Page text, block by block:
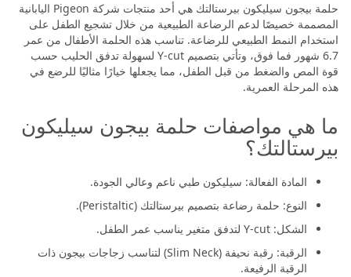
حلمة بيجون سيليكون بيرستالتك هي أحد منتجات شركة Pigeon اليابانية
المصممة خصيصًا لدعم الرضاعة الطبيعية من خلال تشجيع الطفل على
استخدام النمط الطبيعي للرضاعة. تناسب هذه الحلمة الأطفال من عمر
6.7 شهور فما فوق، وتأتي بتصميم Y-cut لسهولة تدفق الحليب حسب
قوة المص والضغط من قبل الطفل، مما يجعلها خيارًا مثاليًا للرضع في
هذه المرحلة العمرية.
ما هي مواصفات حلمة بيجون سيليكون
بيرستالتك؟
المادة الفعالة: سيليكون طبي ناعم وعالي الجودة.
النوع: حلمة رضاعة بتصميم بيرستالتك (Peristaltic).
الشكل: Y-cut لتدفق متغير يناسب عمر الطفل.
الرقبة: رقبة نحيفة (Slim Neck) لتناسب زجاجات بيجون ذات
الرقبة الرفيعة.